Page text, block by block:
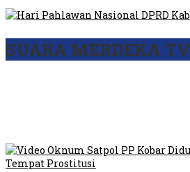
SUARA MERDEKA TV